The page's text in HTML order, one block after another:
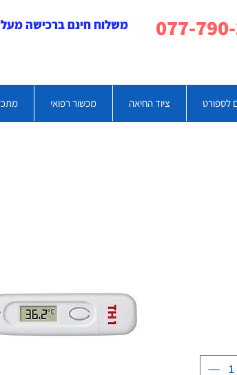
משלוח חינם ברכישה מעל ₪299
לספורט ציוד החיאה מכשור רפואי